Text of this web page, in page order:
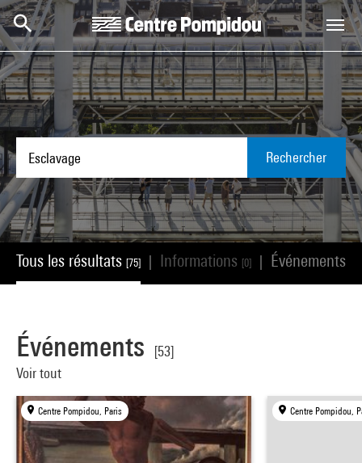
Aller au contenu principal
Centre Pompidou
Rechercher
Tous les résultats [75] Informations [0] Événements
Événements
[53]
Voir tout
Centre Pompidou, Paris Centre Pompidou,